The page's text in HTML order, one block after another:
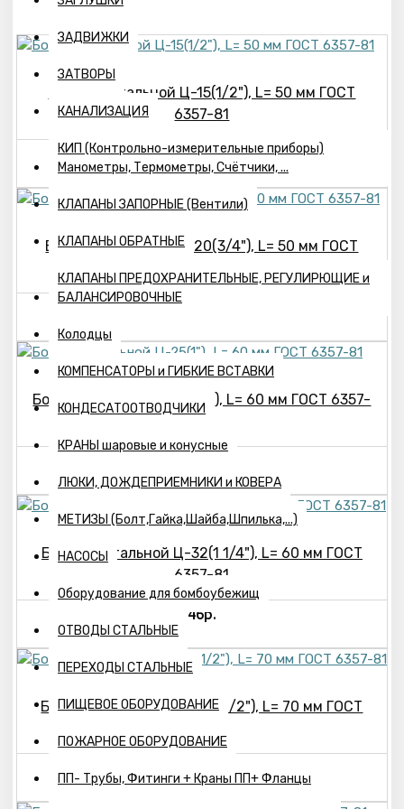
ЗАДВИЖКИ
ЗАТВОРЫ
КАНАЛИЗАЦИЯ
КИП (Контрольно-измерительные приборы)
Манометры, Термометры, Счётчики, ...
КЛАПАНЫ ЗАПОРНЫЕ (Вентили)
КЛАПАНЫ ОБРАТНЫЕ
КЛАПАНЫ ПРЕДОХРАНИТЕЛЬНЫЕ, РЕГУЛИРЮЩИЕ и
БАЛАНСИРОВОЧНЫЕ
Колодцы
КОМПЕНСАТОРЫ и ГИБКИЕ ВСТАВКИ
КОНДЕСАТООТВОДЧИКИ
КРАНЫ шаровые и конусные
ЛЮКИ, ДОЖДЕПРИЕМНИКИ и КОВЕРА
МЕТИЗЫ (Болт,Гайка,Шайба,Шпилька,...)
НАСОСЫ
Оборудование для бомбоубежищ
ОТВОДЫ СТАЛЬНЫЕ
ПЕРЕХОДЫ СТАЛЬНЫЕ
ПИЩЕВОЕ ОБОРУДОВАНИЕ
ПОЖАРНОЕ ОБОРУДОВАНИЕ
ПП- Трубы, Фитинги + Краны ПП+ Фланцы
Бочонок стальной Ц-15(1/2"), L= 50 мм ГОСТ
6357-81
28р.
Бочонок стальной Ц-20(3/4"), L= 50 мм ГОСТ
Бочонок стальной Ц-25(1"), L= 60 мм ГОСТ 6357-
Бочонок стальной Ц-32(1 1/4"), L= 60 мм ГОСТ
6357-81
46р.
Бочонок стальной Ц-40(1 1/2"), L= 70 мм ГОСТ